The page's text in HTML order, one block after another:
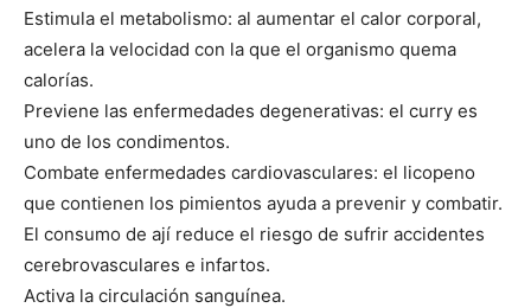
Estimula el metabolismo: al aumentar el calor corporal,
acelera la velocidad con la que el organismo quema
calorías.
Previene las enfermedades degenerativas: el curry es
uno de los condimentos.
Combate enfermedades cardiovasculares: el licopeno
que contienen los pimientos ayuda a prevenir y combatir.
El consumo de ají reduce el riesgo de sufrir accidentes
cerebrovasculares e infartos.
Activa la circulación sanguínea.